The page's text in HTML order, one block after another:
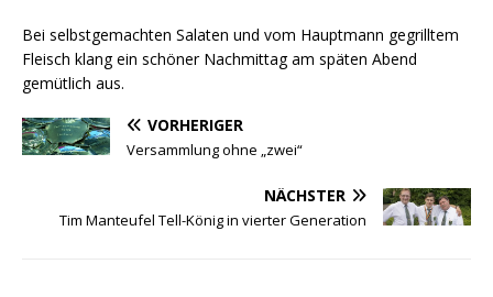
Bei selbstgemachten Salaten und vom Hauptmann gegrilltem
Fleisch klang ein schöner Nachmittag am späten Abend
gemütlich aus.
VORHERIGER
Versammlung ohne „zwei“
NÄCHSTER
Tim Manteufel Tell-König in vierter Generation